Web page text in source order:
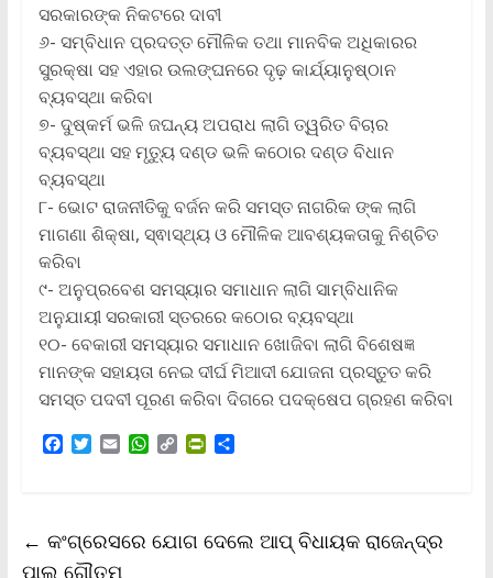
ସରକାରଙ୍କ ନିକଟରେ ଦାବୀ
୬- ସମ୍ବିଧାନ ପ୍ରଦତ୍ତ ମୌଳିକ ତଥା ମାନବିକ ଅଧିକାରର
ସୁରକ୍ଷା ସହ ଏହାର ଉଲଙ୍ଘନରେ ଦୃଢ଼ କାର୍ଯ୍ୟାନୁଷ୍ଠାନ
ବ୍ୟବସ୍ଥା କରିବା
୭- ଦୁଷ୍କର୍ମ ଭଳି ଜଘନ୍ୟ ଅପରାଧ ଲାଗି ତ୍ୱରିତ ବିଚାର
ବ୍ୟବସ୍ଥା ସହ ମୃତ୍ୟୁ ଦଣ୍ଡ ଭଳି କଠୋର ଦଣ୍ଡ ବିଧାନ
ବ୍ୟବସ୍ଥା
୮- ଭୋଟ ରାଜନୀତିକୁ ବର୍ଜନ କରି ସମସ୍ତ ନାଗରିକ ଙ୍କ ଲାଗି
ମାଗଣା ଶିକ୍ଷା, ସ୍ଵାସ୍ଥ୍ୟ ଓ ମୌଳିକ ଆବଶ୍ୟକତାକୁ ନିଶ୍ଚିତ
କରିବା
୯- ଅନୁପ୍ରବେଶ ସମସ୍ୟାର ସମାଧାନ ଲାଗି ସାମ୍ବିଧାନିକ
ଅନୁଯାୟୀ ସରକାରୀ ସ୍ତରରେ କଠୋର ବ୍ୟବସ୍ଥା
୧୦- ବେକାରୀ ସମସ୍ୟାର ସମାଧାନ ଖୋଜିବା ଲାଗି ବିଶେଷଜ୍ଞ
ମାନଙ୍କ ସହାୟତା ନେଇ ଦୀର୍ଘ ମିଆଦୀ ଯୋଜନା ପ୍ରସ୍ତୁତ କରି
ସମସ୍ତ ପଦବୀ ପୂରଣ କରିବା ଦିଗରେ ପଦକ୍ଷେପ ଗ୍ରହଣ କରିବା
F
o
o
T
e
r
E
W
A
C
i
P
F
S
← କଂଗ୍ରେସରେ ଯୋଗ ଦେଲେ ଆପ୍‌ ବିଧାୟକ ରାଜେନ୍ଦ୍ର
ପାଲ ଗୌତମ